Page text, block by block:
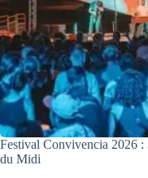
Festival Convivencia 2026 :
du Midi